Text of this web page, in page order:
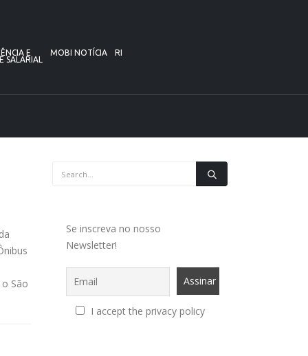
E
SALARIAL
MOBI NOTÍCIA RI
São
Se inscreva no nosso
Newsletter!
I accept the privacy policy